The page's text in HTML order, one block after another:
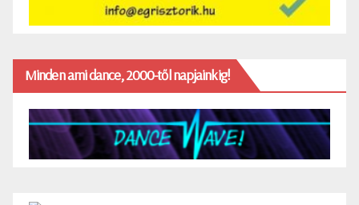
Minden ami dance, 2000-től napjainkig!